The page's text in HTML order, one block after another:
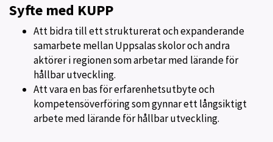
Syfte med KUPP
Att bidra till ett strukturerat och expanderande
samarbete mellan Uppsalas skolor och andra
aktörer i regionen som arbetar med lärande för
hållbar utveckling.
Att vara en bas för erfarenhetsutbyte och
kompetensöverföring som gynnar ett långsiktigt
arbete med lärande för hållbar utveckling.